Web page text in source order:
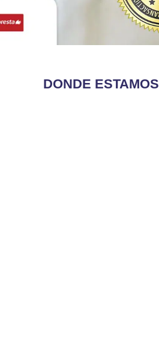
DONDE ESTAMOS